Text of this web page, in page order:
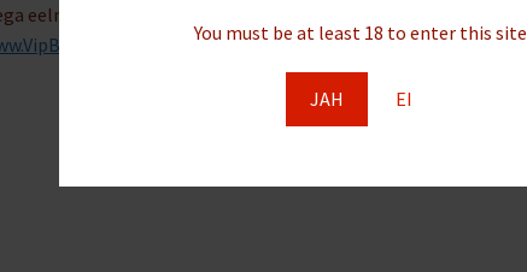
You must be at least 18 to enter this site
JAH EI
eelnevalt ühendust | +3726777244
- Itaalia kohvSIIT